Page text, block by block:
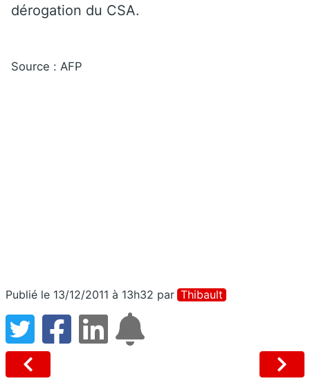
dérogation du CSA.
Source : AFP
Publié le 13/12/2011 à 13h32 par Thibault